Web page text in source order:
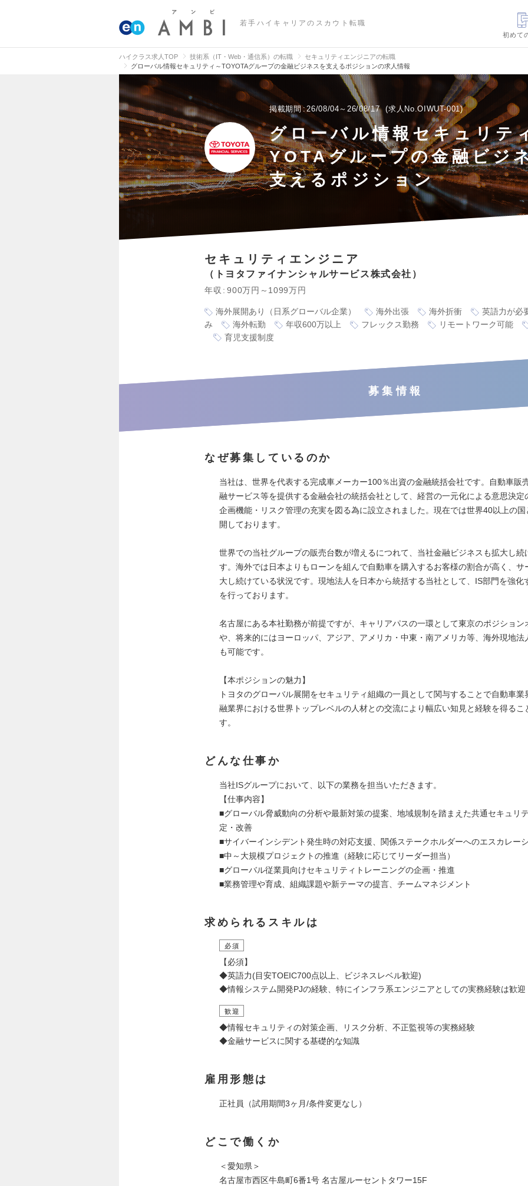
若手ハイキャリアのスカウト転職
初めて
ハイクラス求人TOP 技術系（IT・Web・通信系）の転職
セキュリティエンジニアの転職
グローバル情報セキュリティ～TOYOTAグループの金融ビジネスを支えるポジションの求人情報
掲載期間 26/08/04～26/08/17 求人No.OIWUT-001
グローバル情報セキュリテ
YOTAグループの金融ビジ
支えるポジション
セキュリティエンジニア
トヨタファイナンシャルサービス株式会社
年収 900万円～1099万円
海外展開あり（日系グローバル企業） 海外出張 海外折衝 英語力が必
み
海外転勤 年収600万以上 フレックス勤務 リモートワーク可能
育児支援制度
募集情報
なぜ募集しているのか
当社は、世界を代表する完成車メーカー100％出資の金融統括会社です。自動車販
融サービス等を提供する金融会社の統括会社として、経営の一元化による意思決定
企画機能・リスク管理の充実を図る為に設立されました。現在では世界40以上の国
開しております。
世界での当社グループの販売台数が増えるにつれて、当社金融ビジネスも拡大し続
す。海外では日本よりもローンを組んで自動車を購入するお客様の割合が高く、サ
大し続けている状況です。現地法人を日本から統括する当社として、IS部門を強化
を行っております。
名古屋にある本社勤務が前提ですが、キャリアパスの一環として東京のポジション
や、将来的にはヨーロッパ、アジア、アメリカ・中東・南アメリカ等、海外現地法
も可能です。
【本ポジションの魅力】
トヨタのグローバル展開をセキュリティ組織の一員として関与することで自動車業
融業界における世界トップレベルの人材との交流により幅広い知見と経験を得るこ
す。
どんな仕事か
当社ISグループにおいて、以下の業務を担当いただきます。
【仕事内容】
■グローバル脅威動向の分析や最新対策の提案、地域規制を踏まえた共通セキュリ
定・改善
■サイバーインシデント発生時の対応支援、関係ステークホルダーへのエスカレー
■中～大規模プロジェクトの推進（経験に応じてリーダー担当）
■グローバル従業員向けセキュリティトレーニングの企画・推進
■業務管理や育成、組織課題や新テーマの提言、チームマネジメント
求められるスキルは
必須
【必須】
◆英語力(目安TOEIC700点以上、ビジネスレベル歓迎)
◆情報システム開発PJの経験、特にインフラ系エンジニアとしての実務経験は歓迎
歓迎
◆情報セキュリティの対策企画、リスク分析、不正監視等の実務経験
◆金融サービスに関する基礎的な知識
雇用形態は
正社員（試用期間3ヶ月/条件変更なし）
どこで働くか
＜愛知県＞
名古屋市西区牛島町6番1号 名古屋ルーセントタワー15F